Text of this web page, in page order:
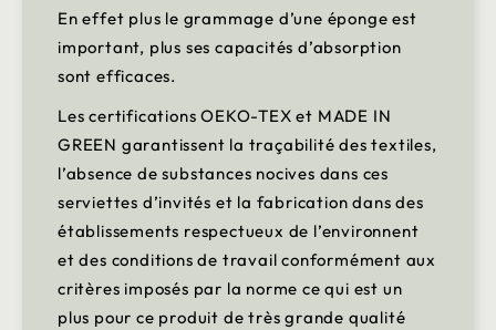
En effet plus le grammage d’une éponge est
important, plus ses capacités d’absorption
sont efficaces.
Les certifications OEKO-TEX et MADE IN
GREEN garantissent la traçabilité des textiles,
l’absence de substances nocives dans ces
serviettes d’invités et la fabrication dans des
établissements respectueux de l’environnent
et des conditions de travail conformément aux
critères imposés par la norme ce qui est un
plus pour ce produit de très grande qualité